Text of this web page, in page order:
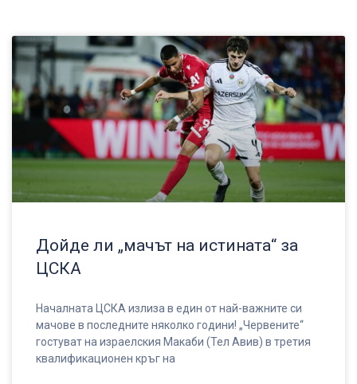
Дойде ли „мачът на истината“ за
ЦСКА
Началната ЦСКА излиза в един от най-важните си
мачове в последните няколко години! „Червените“
гостуват на израелския Макаби (Тел Авив) в третия
квалификационен кръг на